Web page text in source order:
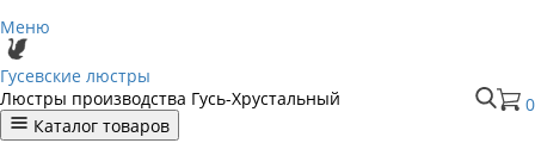
Меню
Гусевские люстры
0
Люстры производства Гусь-Хрустальный
Каталог товаров